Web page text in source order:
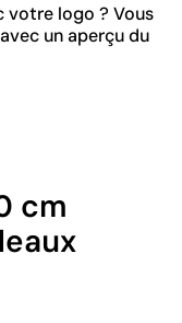
votre logo ? Vous
un aperçu du
cm